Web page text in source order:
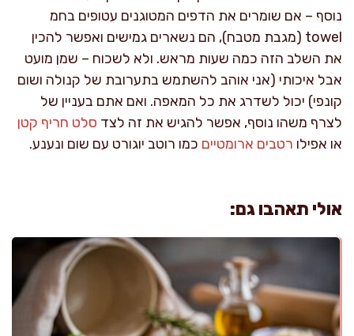
נוסף – אם שומרים את הדפים המטוגנים עטופים בחמ
towel (מגבת מטבח), הם נשארים גמישים ואפשר להכין
את השלב הזה כמה שעות מראש. ולא לשכוח – שמן מועט
אבל איכותי (אני אוהב להשתמש בתערובת של קנולה ושום
קונפי) יכול לשדרג את כל המאפה. ואם אתם בעניין של
לצרף משהו נוסף, אפשר להגיש את זה לצד סלט חריף קטן
או אפילו רטבים ארומטיים כמו רוטב יוגורט עם שום ונענע.
אולי תאהבו גם: